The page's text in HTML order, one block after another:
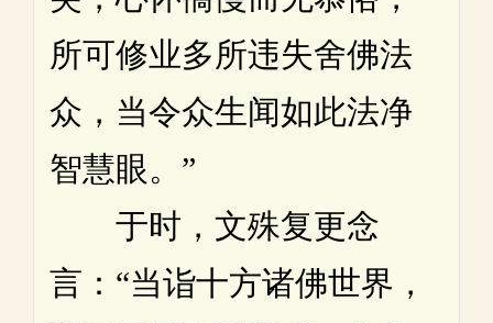
所可修业多所违失舍佛法
众，当令众生闻如此法净
智慧眼。”
于时，文殊复更念
言：“当诣十方诸佛世界，